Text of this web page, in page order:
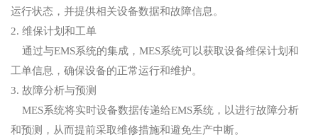
运行状态，并提供相关设备数据和故障信息。
2. 维保计划和工单
通过与EMS系统的集成，MES系统可以获取设备维保计划和
工单信息，确保设备的正常运行和维护。
3. 故障分析与预测
MES系统将实时设备数据传递给EMS系统，以进行故障分析
和预测，从而提前采取维修措施和避免生产中断。